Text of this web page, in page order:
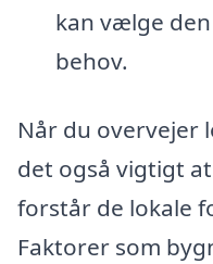
kan vælge
behov.
Når du overvejer
det også vigtigt
forstår de lokale
Faktorer som